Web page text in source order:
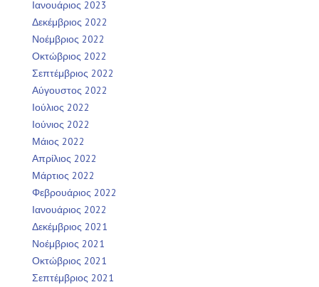
Ιανουάριος 2023
Δεκέμβριος 2022
Νοέμβριος 2022
Οκτώβριος 2022
Σεπτέμβριος 2022
Αύγουστος 2022
Ιούλιος 2022
Ιούνιος 2022
Μάιος 2022
Απρίλιος 2022
Μάρτιος 2022
Φεβρουάριος 2022
Ιανουάριος 2022
Δεκέμβριος 2021
Νοέμβριος 2021
Οκτώβριος 2021
Σεπτέμβριος 2021